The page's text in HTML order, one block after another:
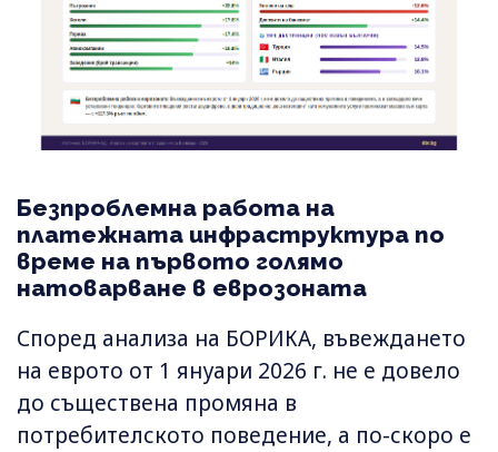
Безпроблемна работа на
платежната инфраструктура по
време на първото голямо
натоварване в еврозоната
Според анализа на БОРИКА, въвеждането
на еврото от 1 януари 2026 г. не е довело
до съществена промяна в
потребителското поведение, а по-скоро е